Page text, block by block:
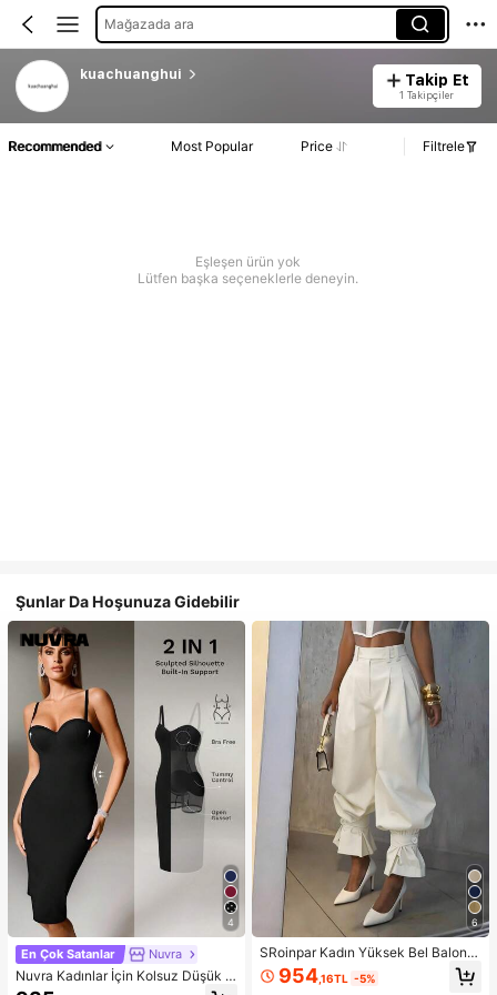
Mağazada ara
kuachuanghui Takip Et
1 Takipçiler
Recommended Most Popular Price Filtrele
Eşleşen ürün yok
Lütfen başka seçeneklerle deneyin.
Şunlar Da Hoşunuza Gidebilir
4
En Çok Satanlar Nuvra
Nuvra Kadınlar İçin Kolsuz Düşük K
esimli Çift Katmanlı Karın Toparlayı
6
SRoinpar Kadın Yüksek Bel Balon P
aça Pantolon, Zarif Pileli Fırfırlı Etek
Ucu, Bilek Boyu Rahat Bol Paça Pa
954,16TL -5%